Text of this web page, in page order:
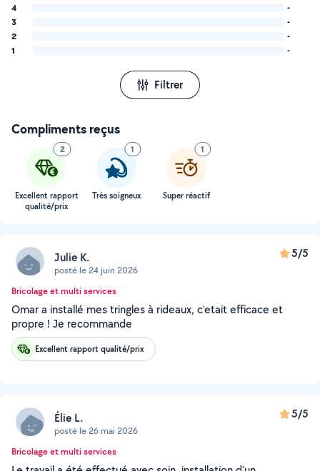
4
-
3
-
2
-
1
-
Filtrer
Compliments reçus
2
Excellent rapport
qualité/prix
1
Très soigneux
1
Super réactif
Julie K.
posté le 24 juin 2026
5/5
Bricolage et multi services
Omar a installé mes tringles à rideaux, c'etait efficace et
propre ! Je recommande
Excellent rapport qualité/prix
Élie L.
posté le 26 mai 2026
5/5
Bricolage et multi services